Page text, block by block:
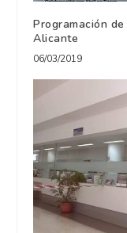
Programación
Alicante
06/03/2019